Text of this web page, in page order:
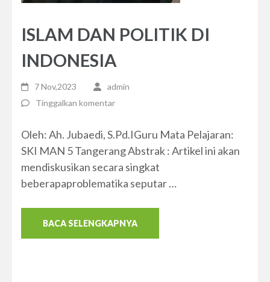
ISLAM DAN POLITIK DI
INDONESIA
7 Nov,2023
admin
Tinggalkan komentar
Oleh: Ah. Jubaedi, S.Pd.IGuru Mata Pelajaran:
SKI MAN 5 Tangerang Abstrak : Artikel ini akan
mendiskusikan secara singkat
beberapaproblematika seputar …
BACA SELENGKAPNYA